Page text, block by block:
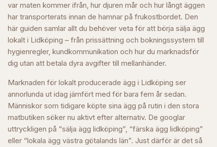
var maten kommer ifrån, hur djuren mår och hur långt äggen
har transporterats innan de hamnar på frukostbordet. Den
här guiden samlar allt du behöver veta för att börja sälja ägg
lokalt i Lidköping – från prissättning och bokningssystem till
hygienregler, kundkommunikation och hur du marknadsför
dig utan att betala dyra avgifter till mellanhänder.
Marknaden för lokalt producerade ägg i Lidköping ser
annorlunda ut idag jämfört med för bara fem år sedan.
Människor som tidigare köpte sina ägg på rutin i den stora
matbutiken söker nu aktivt efter alternativ. De googlar
uttryckligen på “sälja ägg lidköping”, “färska ägg lidköping”
eller “lokala ägg västra götalands län”. Just därför är det så